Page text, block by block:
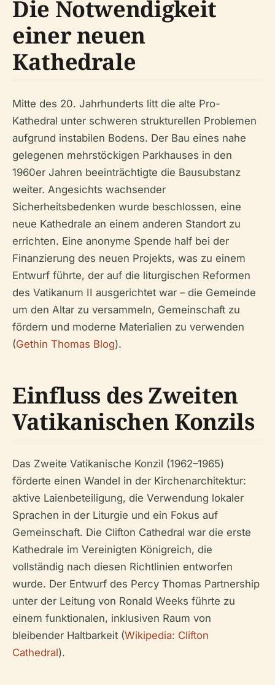
Die Notwendigkeit
einer neuen
Kathedrale
Mitte des 20. Jahrhunderts litt die alte Pro-
Kathedral unter schweren strukturellen Problemen
aufgrund instabilen Bodens. Der Bau eines nahe
gelegenen mehrstöckigen Parkhauses in den
1960er Jahren beeinträchtigte die Bausubstanz
weiter. Angesichts wachsender
Sicherheitsbedenken wurde beschlossen, eine
neue Kathedrale an einem anderen Standort zu
errichten. Eine anonyme Spende half bei der
Finanzierung des neuen Projekts, was zu einem
Entwurf führte, der auf die liturgischen Reformen
des Vatikanum II ausgerichtet war – die Gemeinde
um den Altar zu versammeln, Gemeinschaft zu
fördern und moderne Materialien zu verwenden
(Gethin Thomas Blog).
Einfluss des Zweiten
Vatikanischen Konzils
Das Zweite Vatikanische Konzil (1962–1965)
förderte einen Wandel in der Kirchenarchitektur:
aktive Laienbeteiligung, die Verwendung lokaler
Sprachen in der Liturgie und ein Fokus auf
Gemeinschaft. Die Clifton Cathedral war die erste
Kathedrale im Vereinigten Königreich, die
vollständig nach diesen Richtlinien entworfen
wurde. Der Entwurf des Percy Thomas Partnership
unter der Leitung von Ronald Weeks führte zu
einem funktionalen, inklusiven Raum von
bleibender Haltbarkeit (Wikipedia: Clifton
Cathedral).